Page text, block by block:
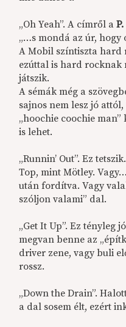
„Oh Yeah”. A címről a
„…s mondá az úr, hogy
A Mobil színtiszta hard
ezúttal is hard
játszik.
A sémák még a
sajnos nem lesz jó
„hoochie coochie
is lehet.
„Runnin’ Out”. Ez
Top, mint Mötley.
után fordítva. Vagy
szóljon valami” dal.
„Get It Up”. Ez tényleg
megvan benne az
driver zene, vagy buli
rossz.
„Down the Drain”.
a dal sosem élt, ezért